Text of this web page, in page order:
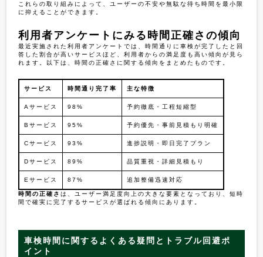
これらの取り組みによって、ユーザーの不安や無駄な待ち時間を最小限
に抑えることができます。
利用者アンケートにみる時間正確さの傾向
最近実施された利用者アンケートでは、時間通りに車検が完了したと回
答した割合が高いサービスほど、利用者からの満足度も高い傾向が見ら
れます。以下は、時間の正確さに関する傾向をまとめたものです。
サービス 時間通り完了率 主な特徴
Aサービス 98% 予約徹底・工程短縮型
Bサービス 95% 予約優先・事前見積もり明確
Cサービス 93% 進捗説明・即日完了プラン
Dサービス 89% 品質重視・詳細見積もり
Eサービス 87% 追加整備迅速対応
時間の正確さは、ユーザー満足度向上の大きな要素となっており、短時
間で確実に完了するサービスが選ばれる傾向にあります。
車検時間に関するよくある疑問とトラブル回避ポ
イント